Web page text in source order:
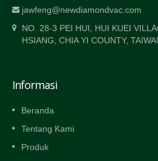
jawfeng@newdiamondvac.com
NO. 28-3 PEI HUI, HUI KUEI
HSIANG, CHIA YI COUNTY,
Informasi
Beranda
Tentang Kami
Produk